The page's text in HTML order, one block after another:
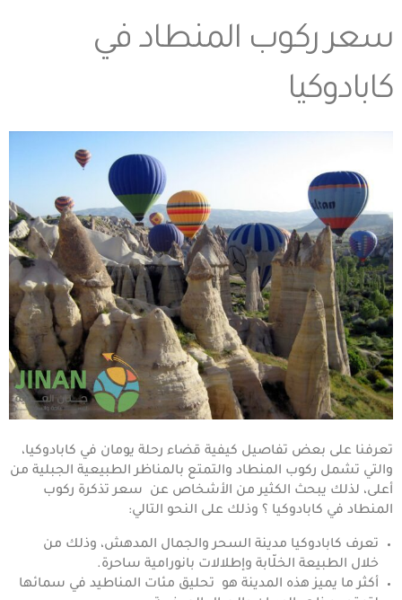
سعر ركوب المنطاد في
كابادوكيا
تعرفنا على بعض تفاصيل كيفية قضاء رحلة يومان في كابادوكيا،
والتي تشمل ركوب المنطاد والتمتع بالمناظر الطبيعية الجبلية من
أعلى، لذلك يبحث الكثير من الأشخاص عن سعر تذكرة ركوب
المنطاد في كابادوكيا ؟ وذلك على النحو التالي:
تعرف كابادوكيا مدينة السحر والجمال المدهش، وذلك من
خلال الطبيعة الخلّابة وإطلالات بانورامية ساحرة.
أكثر ما يميز هذه المدينة هو تحليق مئات المناطيد في سمائها